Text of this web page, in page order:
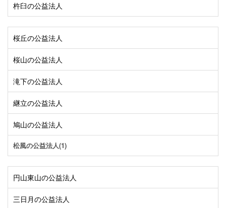
杵臼の公益法人
桜丘の公益法人
桜山の公益法人
滝下の公益法人
継立の公益法人
鳩山の公益法人
松風の公益法人(1)
円山東山の公益法人
三日月の公益法人